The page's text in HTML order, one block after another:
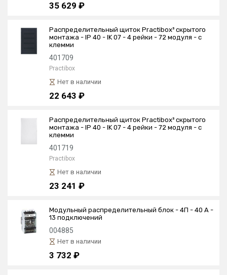
35 629 ₽
Распределительный щиток Practibox³ скрытого
монтажа - IP 40 - IK 07 - 4 рейки - 72 модуля - с
клемми
401709
Practibox
Нет в наличии
22 643 ₽
Распределительный щиток Practibox³ скрытого
монтажа - IP 40 - IK 07 - 4 рейки - 72 модуля - с
клемми
401719
Practibox
Нет в наличии
23 241 ₽
Модульный распределительный блок - 4П - 40 A -
13 подключений
004885
Нет в наличии
3 732 ₽